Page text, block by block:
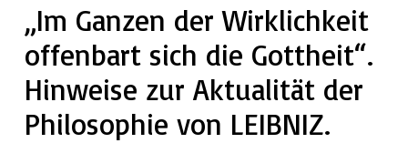
„Im Ganzen der Wirklichkeit
offenbart sich die Gottheit“.
Hinweise zur Aktualität der
Philosophie von LEIBNIZ.